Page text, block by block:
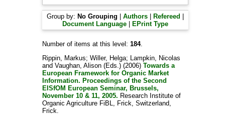
Group by: No Grouping Authors| Refereed
Document Language| EPrint Type
Number of items at this level: 184.
Rippin, Markus; Willer, Helga; Lampkin, Nicolas
and Vaughan, Alison(Eds.) (2006) Towards a
European Framework for Organic Market
Information. Proceedings of the Second
EISfOM European Seminar, Brussels,
November 10 & 11, 2005. Research Institute of
Organic Agriculture FiBL, Frick, Switzerland,
Frick.